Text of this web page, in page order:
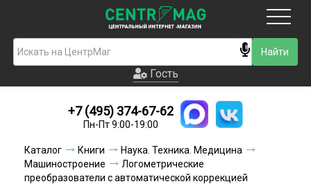
Гость
Новинки
Условия доставки
Условия оплаты
Гость
+7 (495) 374-67-62
Пн-Пт 9:00-19:00
Каталог Книги
Наука. Техника. Медицина
Машиностроение
Логометрические
преобразователи с автоматической коррекцией